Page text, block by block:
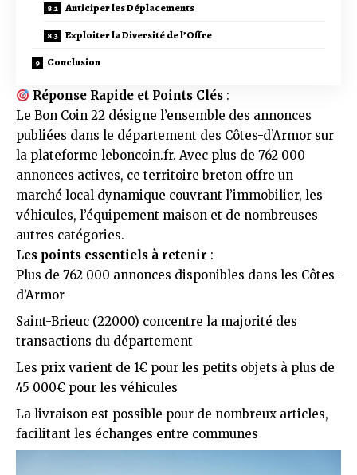
Anticiper les Déplacements
Exploiter la Diversité de l’Offre
Conclusion
Réponse Rapide et Points Clés :
Le Bon Coin 22 désigne l’ensemble des annonces
publiées dans le département des Côtes-d’Armor sur
la plateforme leboncoin.fr. Avec plus de 762 000
annonces actives, ce territoire breton offre un
marché local dynamique couvrant l’immobilier, les
véhicules, l’équipement maison et de nombreuses
autres catégories.
Les points essentiels à retenir :
Plus de 762 000 annonces disponibles dans les Côtes-
d’Armor
Saint-Brieuc (22000) concentre la majorité des
transactions du département
Les prix varient de 1€ pour les petits objets à plus de
45 000€ pour les véhicules
La livraison est possible pour de nombreux articles,
facilitant les échanges entre communes